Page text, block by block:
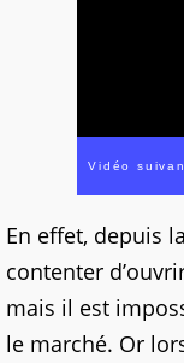
Vidéo
En effet, depuis
contenter
mais il est
le marché. Or